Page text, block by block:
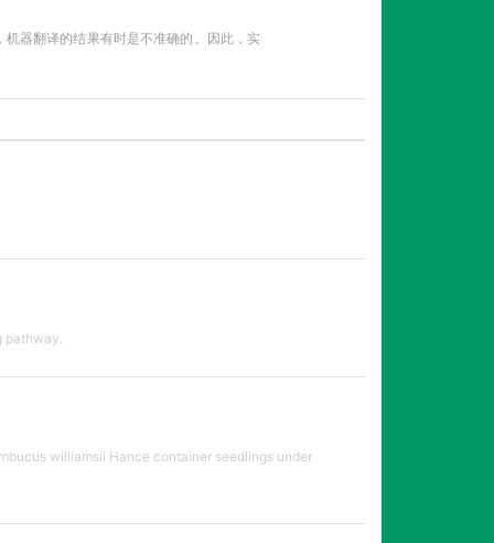
器翻译的结果有时是不准确的。因此，实
williamsii Hance container seedlings under